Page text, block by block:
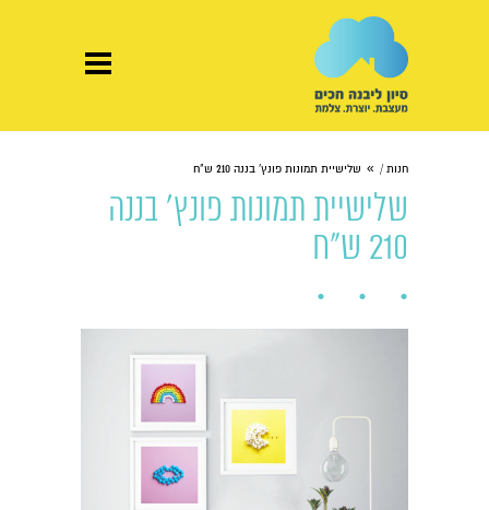
חנות / » שלישיית תמונות פונץ' בננה 210 ש"ח
שלישיית תמונות פונץ' בננה
210 ש"ח